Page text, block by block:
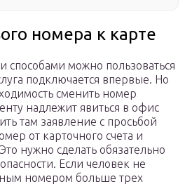
номера к карте
способами можно пользоваться
подключается впервые. Но
сменить номер
надлежит явиться в офис
там заявление с просьбой
от карточного счета и
нужно сделать обязательно
Если человек не
номером больше трех